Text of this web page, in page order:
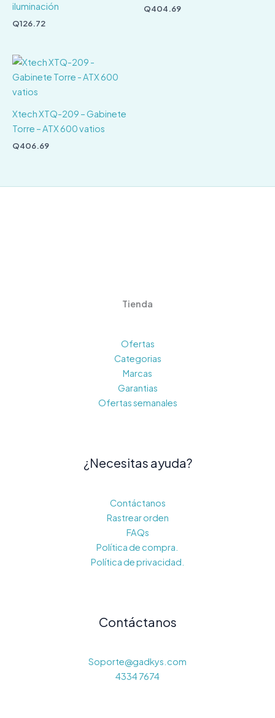
iluminación
Q126.72
Q404.69
Xtech XTQ-209 – Gabinete
Torre – ATX 600 vatios
Q406.69
Tienda
Ofertas
Categorias
Marcas
Garantias
Ofertas semanales
¿Necesitas ayuda?
Contáctanos
Rastrear orden
FAQs
Política de compra.
Política de privacidad.
Contáctanos
Soporte@gadkys.com
4334 7674